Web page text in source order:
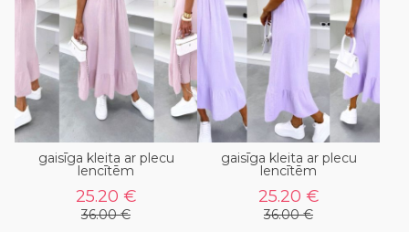
gaisīga kleita ar plecu
lencītēm
25.20 €
36.00 €
gaisīga kleita ar plecu
lencītēm
25.20 €
36.00 €